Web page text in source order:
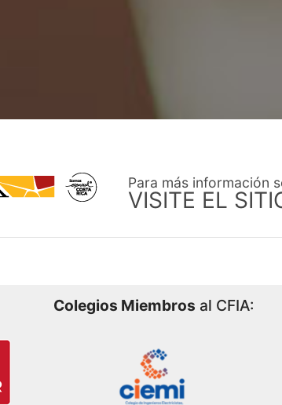
Para más información
VISITE EL
Colegios Miembros al CFIA: